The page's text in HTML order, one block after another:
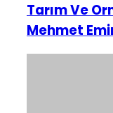
Tarım Ve
Mehmet